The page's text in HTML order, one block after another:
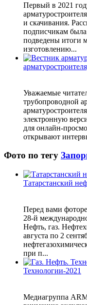
Первый в 2021
и скачивания.
подписчикам
подведены итоги
изготовлению...
Уважаемые
трубопроводной
электронную
для онлайн-
открывают
Фото по тегу
Татарстанский
Перед вами
28-й
Нефть, газ.
августа по 2
при п...
Технологии-2021
Медиагруппа